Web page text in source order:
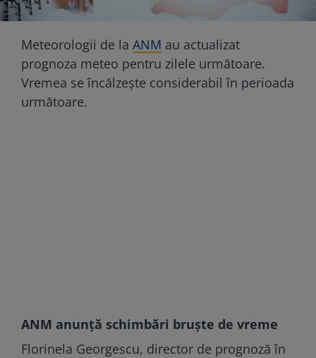
Meteorologii de la ANM au actualizat
prognoza meteo pentru zilele următoare.
Vremea se încălzește considerabil în perioada
următoare.
ANM anunță schimbări bruște de vreme
Florinela Georgescu, director de prognoză în